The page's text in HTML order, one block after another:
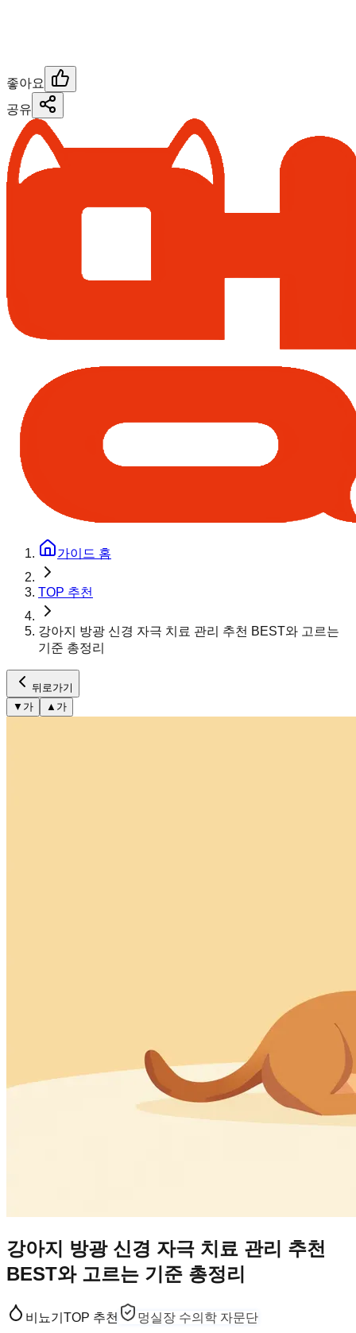
좋아요
공유
가이드 홈
TOP 추천
강아지 방광 신경 자극 치료 관리 추천 BEST와 고르는
기준 총정리
뒤로가기
▼ 가 ▲ 가
강아지 방광 신경 자극 치료 관리 추천
BEST와 고르는 기준 총정리
비뇨기 TOP 추천 멍실장 수의학 자문단